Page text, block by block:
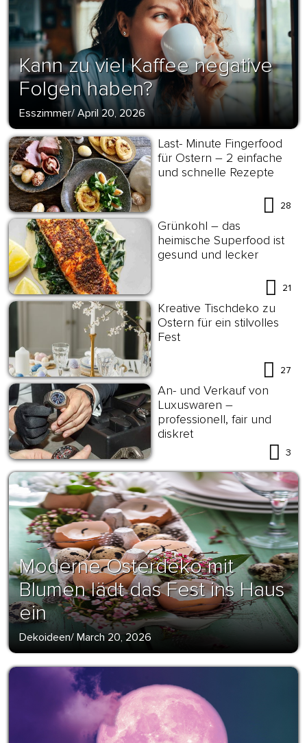
Kann zu viel Kaffee negative
Folgen haben?
Esszimmer/ April 20, 2026
Last- Minute Fingerfood
für Ostern – 2 einfache
und schnelle Rezepte
28
Grünkohl – das
heimische Superfood ist
gesund und lecker
21
Kreative Tischdeko zu
Ostern für ein stilvolles
Fest
27
An- und Verkauf von
Luxuswaren –
professionell, fair und
diskret
3
Moderne Osterdeko mit
Blumen lädt das Fest ins Haus
ein
Dekoideen/ March 20, 2026